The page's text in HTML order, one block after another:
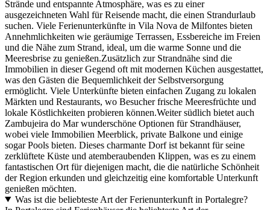
Strände und entspannte Atmosphäre, was es zu einer
ausgezeichneten Wahl für Reisende macht, die einen Strandurlaub
suchen. Viele Ferienunterkünfte in Vila Nova de Milfontes bieten
Annehmlichkeiten wie geräumige Terrassen, Essbereiche im Freien
und die Nähe zum Strand, ideal, um die warme Sonne und die
Meeresbrise zu genießen.Zusätzlich zur Strandnähe sind die
Immobilien in dieser Gegend oft mit modernen Küchen ausgestattet,
was den Gästen die Bequemlichkeit der Selbstversorgung
ermöglicht. Viele Unterkünfte bieten einfachen Zugang zu lokalen
Märkten und Restaurants, wo Besucher frische Meeresfrüchte und
lokale Köstlichkeiten probieren können.Weiter südlich bietet auch
Zambujeira do Mar wunderschöne Optionen für Strandhäuser,
wobei viele Immobilien Meerblick, private Balkone und einige
sogar Pools bieten. Dieses charmante Dorf ist bekannt für seine
zerklüftete Küste und atemberaubenden Klippen, was es zu einem
fantastischen Ort für diejenigen macht, die die natürliche Schönheit
der Region erkunden und gleichzeitig eine komfortable Unterkunft
genießen möchten.
Was ist die beliebteste Art der Ferienunterkunft in Portalegre?